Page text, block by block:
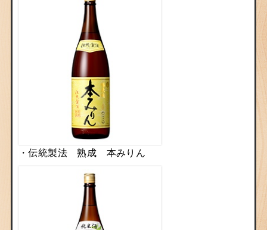
・伝統製法 熟成 本みりん